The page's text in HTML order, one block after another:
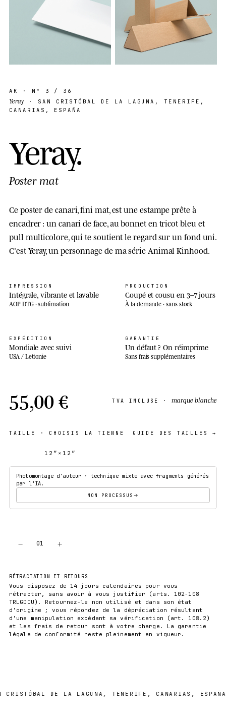
AK · Nº 3 / 36
Yeray · SAN CRISTÓBAL DE LA LAGUNA, TENERIFE,
CANARIAS, ESPAÑA
Yeray.
Poster mat
Ce poster de canari, fini mat, est une estampe prête à
encadrer : un canari de face, au bonnet en tricot bleu et
pull multicolore, qui te soutient le regard sur un fond uni.
C'est Yeray, un personnage de ma série Animal Kinhood.
IMPRESSION
Intégrale, vibrante et lavable
AOP DTG · sublimation
PRODUCTION
Coupé et cousu en 3–7 jours
À la demande · sans stock
EXPÉDITION
Mondiale avec suivi
USA / Lettonie
GARANTIE
Un défaut ? On réimprime
Sans frais supplémentaires
55,00 € TVA INCLUSE · marque blanche
TAILLE · CHOISIS LA TIENNE GUIDE DES TAILLES →
12″×12″
Photomontage d'auteur · technique mixte avec fragments générés
par l'IA.
MON PROCESSUS
− 01 +
RÉTRACTATION ET RETOURS
Vous disposez de 14 jours calendaires pour vous
rétracter, sans avoir à vous justifier (arts. 102-108
TRLGDCU). Retournez-le non utilisé et dans son état
d'origine ; vous répondez de la dépréciation résultant
d'une manipulation excédant sa vérification (art. 108.2)
et les frais de retour sont à votre charge. La garantie
légale de conformité reste pleinement en vigueur.
DE LA LAGUNA, TENERIFE, CANARIAS, ESPAÑA